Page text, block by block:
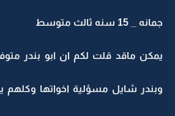
_ 15 سنه ثالث متوسط
ماقد قلت لكم ان ابو بندر
شايل مسؤلية اخواتها وكلهم